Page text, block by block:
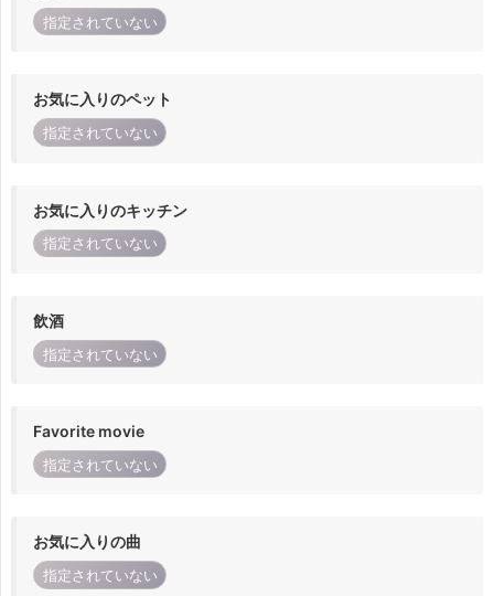
指定されていない
お気に入りのペット
指定されていない
お気に入りのキッチン
指定されていない
飲酒
指定されていない
Favorite movie
指定されていない
お気に入りの曲
指定されていない